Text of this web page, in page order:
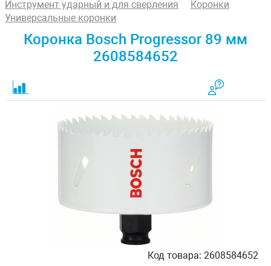
Инструмент ударный и для сверления
Коронки
Универсальные коронки
Коронка Bosch Progressor 89 мм
2608584652
Код товара: 2608584652